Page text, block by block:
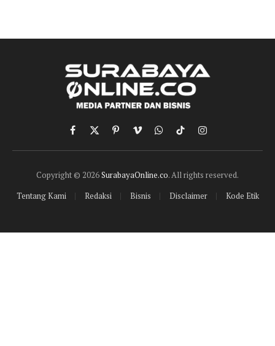
Facebook
X
(Twitter)
PinterestVimeoWhatsApp
TikTokInstagram
Copyright © 2026SurabayaOnline.co. All rights reserved.
Tentang Kami
Redaksi Bisnis Disclaimer Kode Etik